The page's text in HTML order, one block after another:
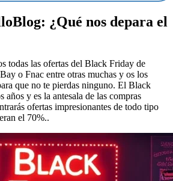
¿Qué nos depara el
todas las ofertas del Black Friday de
o Fnac entre otras muchas y os los
que no te pierdas ninguno. El Black
años y es la antesala de las compras
ofertas impresionantes de todo tipo
el 70%..